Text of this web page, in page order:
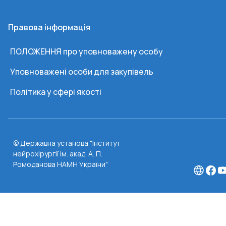
Правова інформація
ПОЛОЖЕННЯ про уповноважену особу
Уповноважені особи для закупівель
Політика у сфері якості
© Державна установа "Інститут
нейрохірургії ім. акад. А. П.
Ромоданова НАМН України"